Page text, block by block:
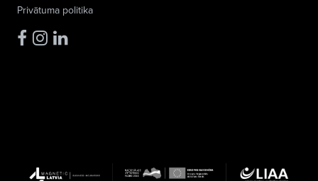
Privātuma politika